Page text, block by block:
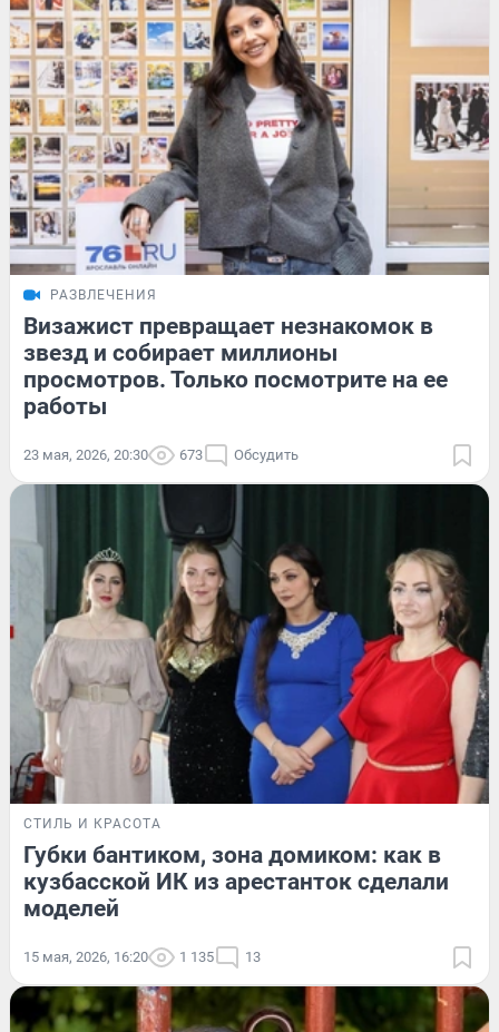
РАЗВЛЕЧЕНИЯ
Визажист превращает незнакомок в
звезд и собирает миллионы
просмотров. Только посмотрите на ее
работы
23 мая, 2026, 20:30 673 Обсудить
СТИЛЬ И КРАСОТА
Губки бантиком, зона домиком: как в
кузбасской ИК из арестанток сделали
моделей
15 мая, 2026, 16:20 1 135 13